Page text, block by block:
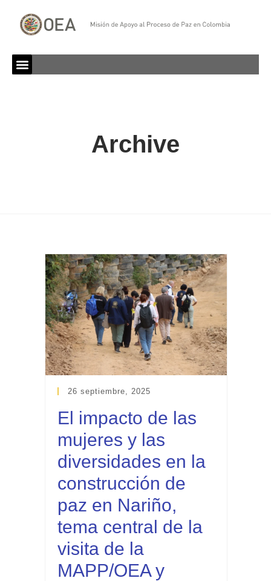
Archive
26 septiembre, 2025
El impacto de las
mujeres y las
diversidades en la
construcción de
paz en Nariño,
tema central de la
visita de la
MAPP/OEA y